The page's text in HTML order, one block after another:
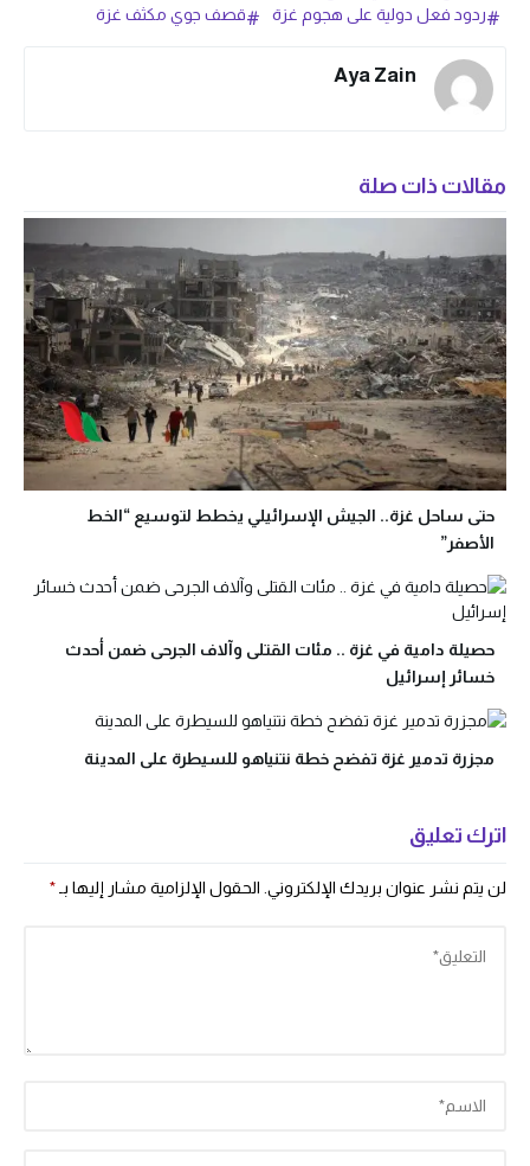
ردود فعل دولية على هجوم غزة
قصف جوي مكثف غزة
Aya Zain
مقالات ذات صلة
حتى ساحل غزة.. الجيش الإسرائيلي يخطط لتوسيع “الخط
الأصفر”
حصيلة دامية في غزة .. مئات القتلى وآلاف الجرحى ضمن أحدث
خسائر إسرائيل
مجزرة تدمير غزة تفضح خطة نتنياهو للسيطرة على المدينة
اترك تعليق
لن يتم نشر عنوان بريدك الإلكتروني. الحقول الإلزامية مشار إليها بـ *